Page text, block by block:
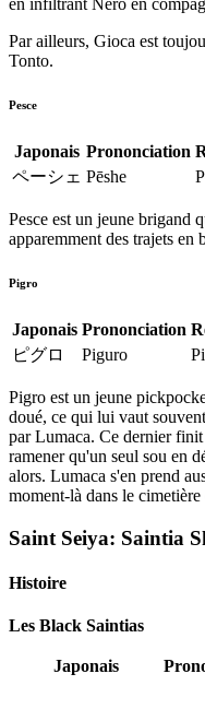
en infiltrant Nero en
Par ailleurs, Gioca est
Tonto.
Pesce
Japonais Prononciation
ペーシェ Pēshe
Pesce est un jeune brigand
apparemment des trajets en
Pigro
Japonais Prononciation
ピグロ
Piguro
Pigro est un jeune
doué, ce qui lui vaut
par Lumaca. Ce dernier
ramener qu'un seul sou en
alors. Lumaca s'en prend
moment-là dans le
Saint Seiya: Saintia
Histoire
Les Black Saintias
Japonais